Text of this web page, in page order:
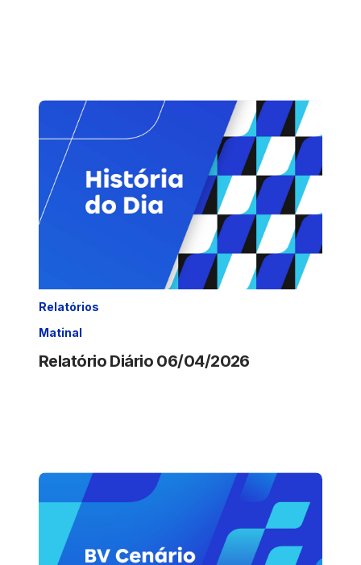
Relatórios
Matinal
Relatório Diário 06/04/2026